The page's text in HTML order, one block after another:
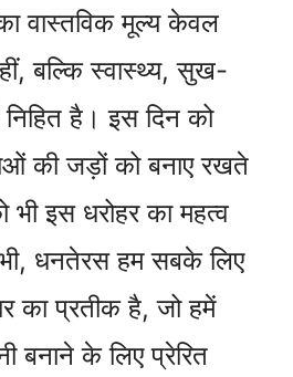
वास्तविक मूल्य केवल
बल्कि स्वास्थ्य, सुख-
है। इस दिन को
की जड़ों को बनाए रखते
भी इस धरोहर का महत्व
धनतेरस हम सबके लिए
का प्रतीक है, जो हमें
बनाने के लिए प्रेरित